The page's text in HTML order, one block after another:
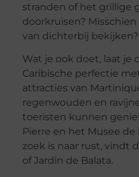
stranden of het grillige
doorkruisen?
van dichterbij bekijken?
Wat je ook doet, laat je
Caribische perfectie
attracties van
regenwouden en
toeristen kunnen
Pierre en het Musee de
zoek is naar rust, vindt
of Jardin de Balata.